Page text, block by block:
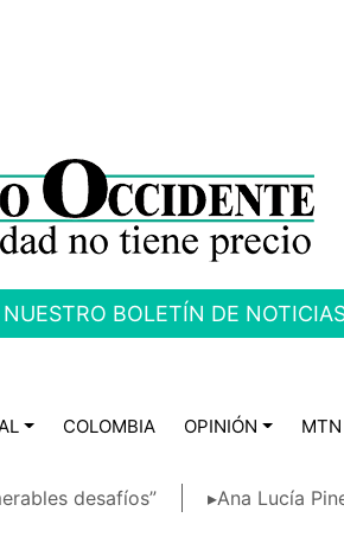
NUESTRO BOLETÍN DE
COLOMBIA OPINIÓN MTN
desafíos”
▸Ana Lucía